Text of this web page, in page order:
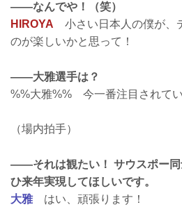
――なんでや！（笑）
HIROYA 小さい日本人の僕が、
のが楽しいかと思って！
――大雅選手は？
%%大雅%% 今一番注目されてい
（場内拍手）
――それは観たい！ サウスポー同
ひ来年実現してほしいです。
大雅はい、頑張ります！